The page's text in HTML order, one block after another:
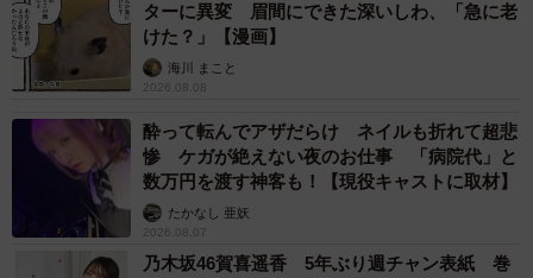
今までいろんな生物を見てきたけど、海潜った瞬間に３０
ｃｍの動くこれを見た時はさすがに驚いた
pic.twitter.com/qbIJdbUpPA
ターに異変 眉間にできた深いしわ、「急に老
けた？」【漫画】
海川 まこと
2026.08.08
酔って転んでアザだらけ ネイルも折れて超悲
惨 ケガが絶えない夜のお仕事 「病院代」と
数万円を渡す神客も！【現役キャストに取材】
たかなし 亜妖
2026.08.07
乃木坂46賀喜遥香 5年ぶり週チャン表紙 巻